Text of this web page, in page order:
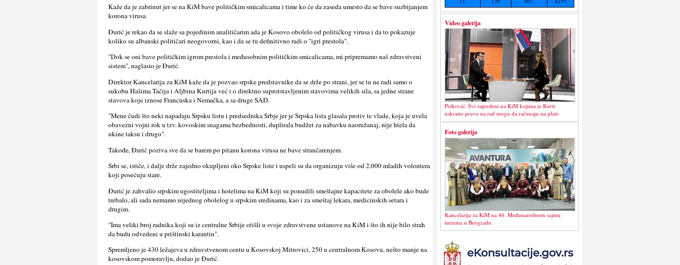
Video galerija
Petković: Svi zaposleni na KiM kojima je Kurti
uskratio pravo na rad mogu da računaju na plate
Foto galerija
Kancelarija za KiM na 46. Međunarodnom sajmu
turizma u Beogradu
Kaže da je zabrinut jer se na KiM bave političkim smicalicama i time ko će da zaseda umesto da se bave suzbijanjem
korona virusa.
Đurić je rekao da se slaže sa pojedinim analitičarim ada je Kosovo obolelo od političkog virusa i da to pokazuje
koliko su albanski političari neogovorni, kao i da se tu definitivno radi o "igri prestola".
"Dok se oni bave političkim igrom prestola i međusobnim političkim smicalicama, mi pripremamo naš zdravstveni
sistem", naglasio je Đurić.
Direktor Kancelarija za KiM kaže da je pozvao srpske predstavnike da se drže po strani, jer se tu ne radi samo o
sukobu Hašima Tačija i Alјbina Kurtija već i o direktno suprotstavlјenim stavovima velikih sila, sa jedne strane
stavova koje iznose Francuska i Nemačka, a sa druge SAD.
"Mene čudi što neki napadaju Srpsku listu i predsednika Srbje jer je Srpska lista glasala protiv te vlade, koja je uvela
obavezni vojni rok u tzv. kovoskim snagama bezbednosti, duplirala budžet za nabavku naoružanaj, nije htela da
ukine taksu i drugo".
Takođe, Đurić poziva sve da se barem po pitanu korona virusa ne bave strančarenjem.
Srbi se, ističe, i dalјe drže zajedno okuplјeni oko Srpske liste i uspeli su da organizuju više od 2.000 mladih volontera
koji posećuju stare.
Đurić je zahvalio srpskim ugostitelјima i hotelima na KiM koji su ponudili smeštajne kapacitete za obolele ako bude
trebalo, ali sada nemamo nijednog obolelog u srpskim sredinama, kao i za smeštaj lekara, medicinskih setara i
drugim.
"Ima veliki broj radnika koji su iz centralne Srbije otišli u svoje zdravstvene ustanove na KiM i što ih nije bilo strah
da budu odvedeni u prištinski karantin".
Spremlјeno je 430 ležajeva u zdravstvenom centu u Kosovskoj Mitrovici, 250 u centralnom Kosovu, nešto manje na
kosovskom pomoravlјu, dodao je Đurić.